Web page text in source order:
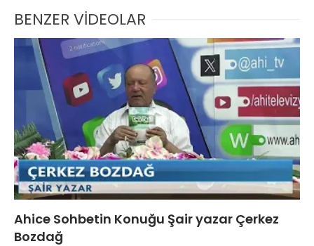
BENZER VİDEOLAR
Ahice Sohbetin Konuğu Şair yazar Çerkez
Bozdağ